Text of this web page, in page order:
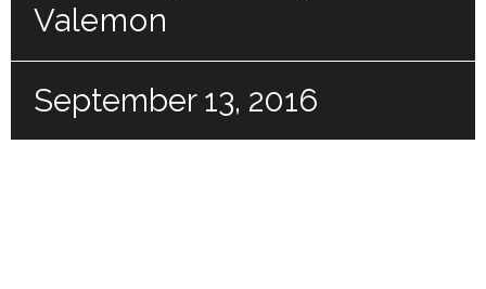
Valemon
September 13, 2016